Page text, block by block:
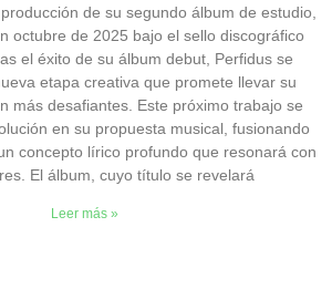
de su segundo álbum de estudio,
octubre de 2025 bajo el sello discográfico
el éxito de su álbum debut, Perfidus se
etapa creativa que promete llevar su
más desafiantes. Este próximo trabajo se
en su propuesta musical, fusionando
concepto lírico profundo que resonará con
El álbum, cuyo título se revelará
Leer más »